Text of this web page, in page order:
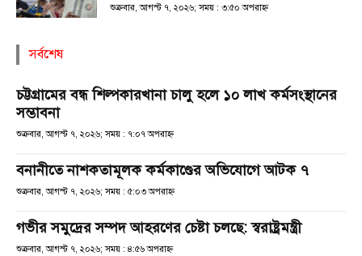
শুক্রবার, আগস্ট ৭, ২০২৬; সময় : ৩:৫০ অপরাহ্ণ
সর্বশেষ
চট্টগ্রামের বন্ধ শিল্পকারখানা চালু হলে ১০ লাখ কর্মসংস্থানের
সম্ভাবনা
শুক্রবার, আগস্ট ৭, ২০২৬; সময় : ৭:০৭ অপরাহ্ণ
বনানীতে নাশকতামূলক কর্মকাণ্ডের অভিযোগে আটক ৭
শুক্রবার, আগস্ট ৭, ২০২৬; সময় : ৫:০৩ অপরাহ্ণ
গভীর সমুদ্রের সম্পদ আহরণের চেষ্টা চলছে: স্বরাষ্ট্রমন্ত্রী
শুক্রবার, আগস্ট ৭, ২০২৬; সময় : ৪:৫৬ অপরাহ্ণ